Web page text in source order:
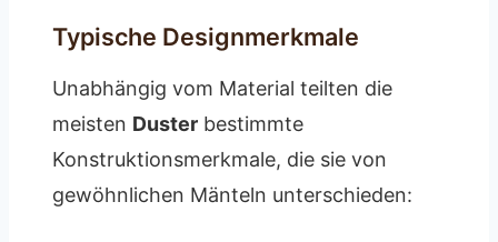
Typische Designmerkmale
Unabhängig vom Material teilten die
meisten Duster bestimmte
Konstruktionsmerkmale, die sie von
gewöhnlichen Mänteln unterschieden: